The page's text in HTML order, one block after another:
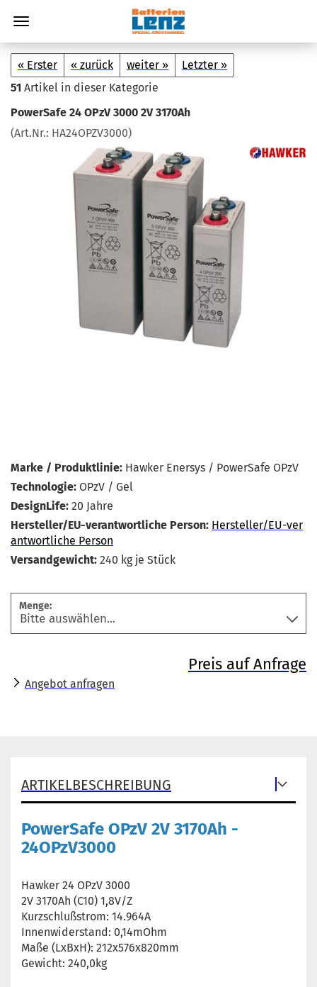
« Erster « zurück weiter »
Letzter »
51 Artikel in dieser Kategorie
Power­Safe 24 OPzV 3000 2V 3170Ah
(Art.Nr.: HA24OPZV3000)
Marke / Produktlinie: Hawker Enersys / PowerSafe OPzV
Technologie: OPzV / Gel
DesignLife: 20 Jahre
Hersteller/EU-verantwortliche Person: Hersteller/EU-ver
antwortliche Person
Versandgewicht: 240 kg je Stück
Menge:
Preis auf Anfrage
Angebot anfragen
ARTIKELBESCHREIBUNG
PowerSafe OPzV 2V 3170Ah -
24OPzV3000
Hawker 24 OPzV 3000
2V 3170Ah (C10) 1,8V/Z
Kurzschlußstrom: 14.964A
Innenwiderstand: 0,14mOhm
Maße (LxBxH): 212x576x820mm
Gewicht: 240,0kg